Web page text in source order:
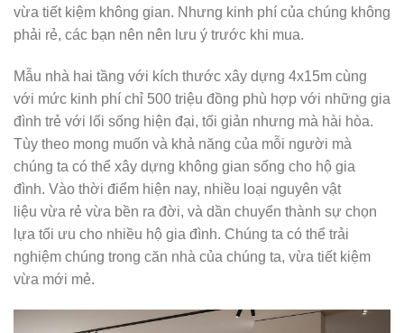
vừa tiết kiệm không gian. Nhưng kinh phí của chúng không
phải rẻ, các bạn nên nên lưu ý trước khi mua.
Mẫu nhà hai tầng với kích thước xây dựng 4x15m cùng
với mức kinh phí chỉ 500 triệu đồng phù hợp với những gia
đình trẻ với lối sống hiện đại, tối giản nhưng mà hài hòa.
Tùy theo mong muốn và khả năng của mỗi người mà
chúng ta có thể xây dựng không gian sống cho hộ gia
đình. Vào thời điểm hiện nay, nhiều loại nguyên vật
liệu vừa rẻ vừa bền ra đời, và dần chuyển thành sự chọn
lựa tối ưu cho nhiều hộ gia đình. Chúng ta có thể trải
nghiệm chúng trong căn nhà của chúng ta, vừa tiết kiệm
vừa mới mẻ.